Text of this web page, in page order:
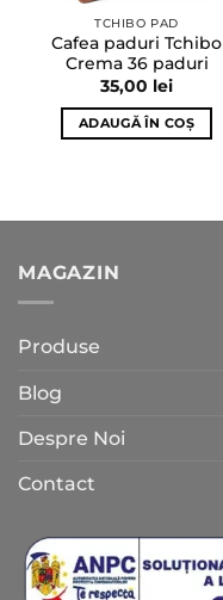
TCHIBO PAD
Cafea paduri Tchibo
Crema 36 paduri
35,00 lei
ADAUGĂ ÎN COȘ
MAGAZIN
Produse
Blog
Despre Noi
Contact